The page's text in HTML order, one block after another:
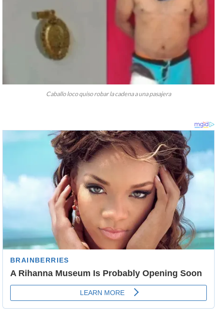
Caballo loco quiso robar la cadena a una pasajera